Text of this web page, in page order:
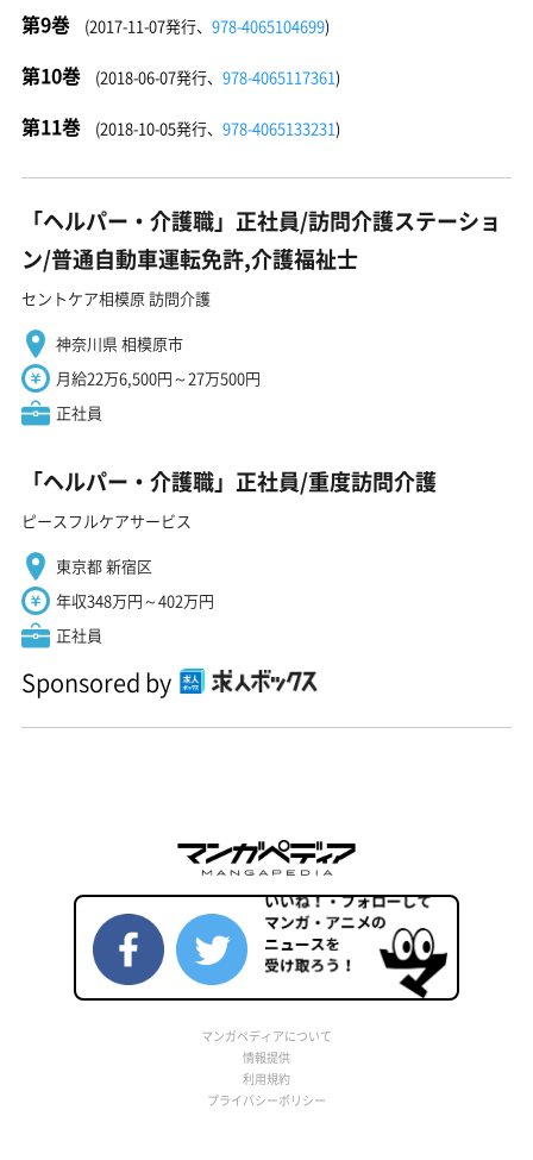
第9巻 (2017-11-07発行、 978-4065104699)
第10巻 (2018-06-07発行、 978-4065117361)
第11巻 (2018-10-05発行、 978-4065133231)
「ヘルパー・介護職」正社員/訪問介護ステーショ
ン/普通自動車運転免許,介護福祉士
セントケア相模原 訪問介護
神奈川県 相模原市
月給22万6,500円～27万500円
正社員
「ヘルパー・介護職」正社員/重度訪問介護
ピースフルケアサービス
東京都 新宿区
年収348万円～402万円
正社員
Sponsored by
マンガペディアについて
情報提供
利用規約
プライバシーポリシー